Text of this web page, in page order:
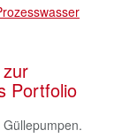
Portfolio